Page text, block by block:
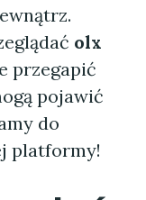
olx
przegapić
pojawić
do
platformy!